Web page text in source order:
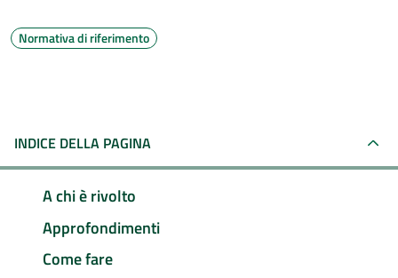
Normativa di riferimento
INDICE DELLA PAGINA
A chi è rivolto
Approfondimenti
Come fare